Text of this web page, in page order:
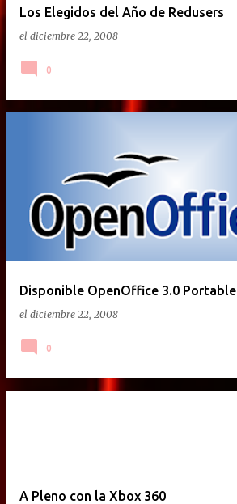
Los Elegidos del Año de Redusers
el diciembre 22, 2008
0
Disponible OpenOffice 3.0 Portable
el diciembre 22, 2008
0
A Pleno con la Xbox 360